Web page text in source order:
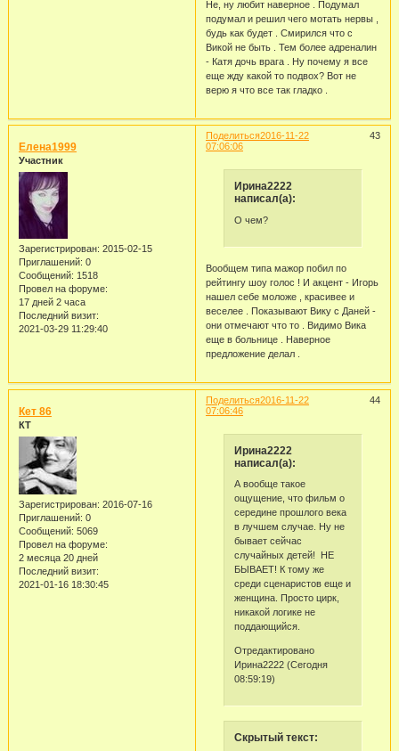
Не, ну любит наверное . Подумал
подумал и решил чего мотать нервы ,
будь как будет . Смирился что с
Викой не быть . Тем более адреналин
- Катя дочь врага . Ну почему я все
еще жду какой то подвох? Вот не
верю я что все так гладко .
Поделиться 43
2016-11-22
07:06:06
Елена1999
Участник
Зарегистрирован: 2015-02-15
Приглашений: 0
Сообщений: 1518
Провел на форуме:
17 дней 2 часа
Последний визит:
2021-03-29 11:29:40
Ирина2222
написал(а):
О чем?
Вообщем типа мажор побил по
рейтингу шоу голос ! И акцент - Игорь
нашел себе моложе , красивее и
веселее . Показывают Вику с Даней -
они отмечают что то . Видимо Вика
еще в больнице . Наверное
предложение делал .
Поделиться 44
2016-11-22
07:06:46
Кет 86
КТ
Зарегистрирован: 2016-07-16
Приглашений: 0
Сообщений: 5069
Провел на форуме:
2 месяца 20 дней
Последний визит:
2021-01-16 18:30:45
Ирина2222
написал(а):
А вообще такое
ощущение, что фильм о
середине прошлого века
в лучшем случае. Ну не
бывает сейчас
случайных детей! НЕ
БЫВАЕТ! К тому же
среди сценаристов еще и
женщина. Просто цирк,
никакой логике не
поддающийся.
Отредактировано
Ирина2222 (Сегодня
08:59:19)
Скрытый текст: